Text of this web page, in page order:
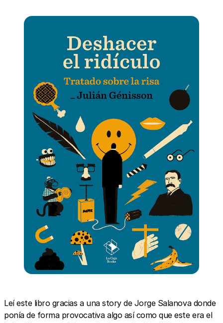
Leí este libro gracias a una story de Jorge Salanova donde
ponía de forma provocativa algo así como que este era el